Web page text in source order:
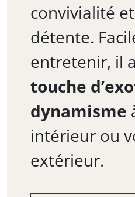
convivialité
détente.
entretenir, il
touche
dynamisme
intérieur ou
extérieur.